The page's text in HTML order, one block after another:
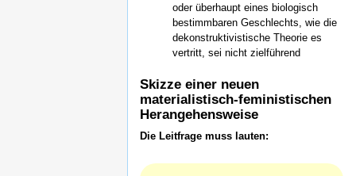
oder überhaupt eines biologisch
bestimmbaren Geschlechts, wie die
dekonstruktivistische Theorie es
vertritt, sei nicht zielführend
Skizze einer neuen
materialistisch-feministischen
Herangehensweise
Die Leitfrage muss lauten: